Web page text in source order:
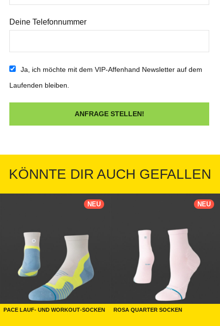
Deine Telefonnummer
Ja, ich möchte mit dem VIP-Affenhand Newsletter auf dem
Laufenden bleiben.
KÖNNTE DIR AUCH GEFALLEN
NEU
Pace Lauf- und Workout-Socken
NEU
Rosa Quarter Socken